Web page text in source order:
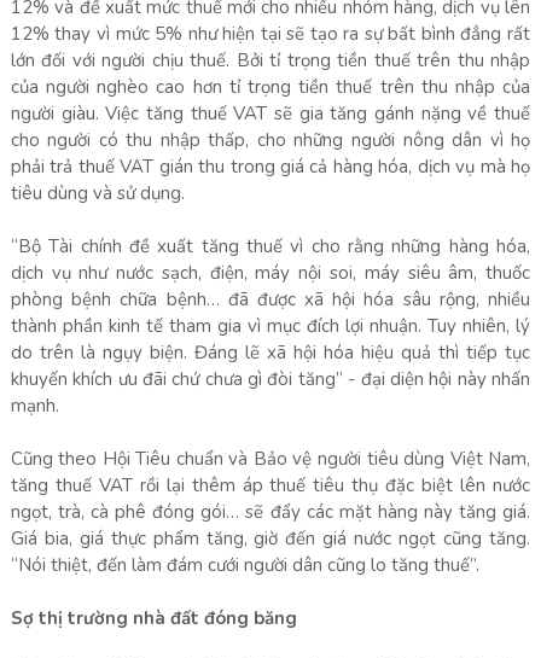
12% và đề xuất mức thuế mới cho nhiều nhóm hàng, dịch vụ lên
12% thay vì mức 5% như hiện tại sẽ tạo ra sự bất bình đẳng rất
lớn đối với người chịu thuế. Bởi tỉ trọng tiền thuế trên thu nhập
của người nghèo cao hơn tỉ trọng tiền thuế trên thu nhập của
người giàu. Việc tăng thuế VAT sẽ gia tăng gánh nặng về thuế
cho người có thu nhập thấp, cho những người nông dân vì họ
phải trả thuế VAT gián thu trong giá cả hàng hóa, dịch vụ mà họ
tiêu dùng và sử dụng.
“Bộ Tài chính đề xuất tăng thuế vì cho rằng những hàng hóa,
dịch vụ như nước sạch, điện, máy nội soi, máy siêu âm, thuốc
phòng bệnh chữa bệnh… đã được xã hội hóa sâu rộng, nhiều
thành phần kinh tế tham gia vì mục đích lợi nhuận. Tuy nhiên, lý
do trên là ngụy biện. Đáng lẽ xã hội hóa hiệu quả thì tiếp tục
khuyến khích ưu đãi chứ chưa gì đòi tăng” - đại diện hội này nhấn
mạnh.
Cũng theo Hội Tiêu chuẩn và Bảo vệ người tiêu dùng Việt Nam,
tăng thuế VAT rồi lại thêm áp thuế tiêu thụ đặc biệt lên nước
ngọt, trà, cà phê đóng gói… sẽ đẩy các mặt hàng này tăng giá.
Giá bia, giá thực phẩm tăng, giờ đến giá nước ngọt cũng tăng.
“Nói thiệt, đến làm đám cưới người dân cũng lo tăng thuế”.
Sợ thị trường nhà đất đóng băng